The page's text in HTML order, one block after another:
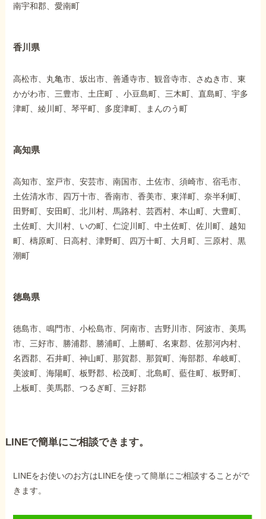
南宇和郡、愛南町
香川県
高松市、丸亀市、坂出市、善通寺市、観音寺市、さぬき市、東
かがわ市、三豊市、土庄町 、小豆島町、三木町、直島町、宇多
津町、綾川町、琴平町、多度津町、まんのう町
高知県
高知市、室戸市、安芸市、南国市、土佐市、須崎市、宿毛市、
土佐清水市、四万十市、香南市、香美市、東洋町、奈半利町、
田野町、安田町、北川村、馬路村、芸西村、本山町、大豊町、
土佐町、大川村、いの町、仁淀川町、中土佐町、佐川町、越知
町、檮原町、日高村、津野町、四万十町、大月町、三原村、黒
潮町
徳島県
徳島市、鳴門市、小松島市、阿南市、吉野川市、阿波市、美馬
市、三好市、勝浦郡、勝浦町、上勝町、名東郡、佐那河内村、
名西郡、石井町、神山町、那賀郡、那賀町、海部郡、牟岐町、
美波町、海陽町、板野郡、松茂町、北島町、藍住町、板野町、
上板町、美馬郡、つるぎ町、三好郡
LINEで簡単にご相談できます。
LINEをお使いのお方はLINEを使って簡単にご相談することがで
きます。